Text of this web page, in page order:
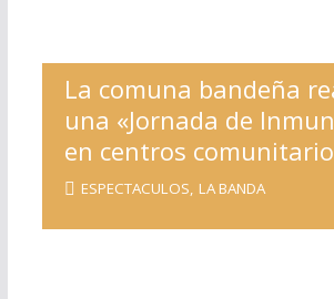
La comuna bandeña
una «Jornada de
en centros
ESPECTACULOS LA BANDA